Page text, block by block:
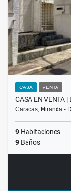
CASA VENTA
CASA EN VENTA |
Caracas, Miranda -
9 Habitaciones
9 Baños